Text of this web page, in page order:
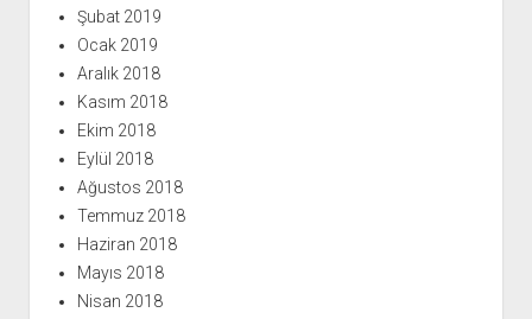
Şubat 2019
Ocak 2019
Aralık 2018
Kasım 2018
Ekim 2018
Eylül 2018
Ağustos 2018
Temmuz 2018
Haziran 2018
Mayıs 2018
Nisan 2018